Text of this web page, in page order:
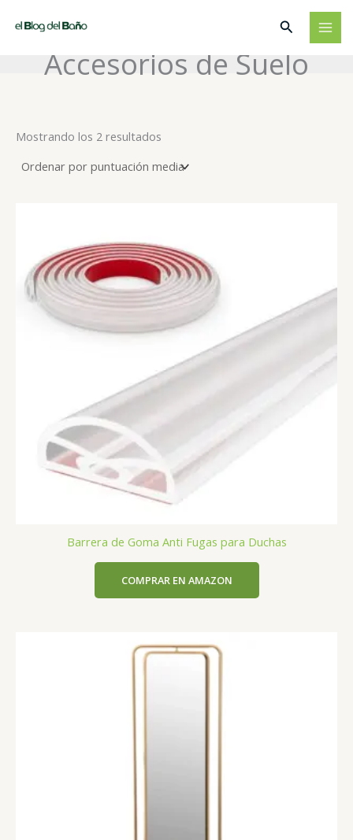
Buscar
Accesorios de Suelo
Mostrando los 2 resultados
media
Barrera de Goma Anti Fugas para Duchas
COMPRAR EN AMAZON